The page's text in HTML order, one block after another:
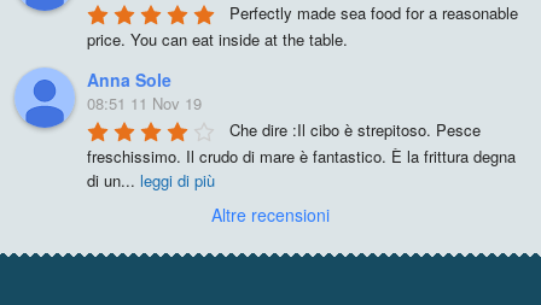
Perfectly made sea food for a reasonable
price. You can eat inside at the table.
Anna Sole
08:51 11 Nov 19
Che dire :Il cibo è strepitoso. Pesce
freschissimo. Il crudo di mare è fantastico. È la frittura degna
di un... leggi di più
Altre recensioni